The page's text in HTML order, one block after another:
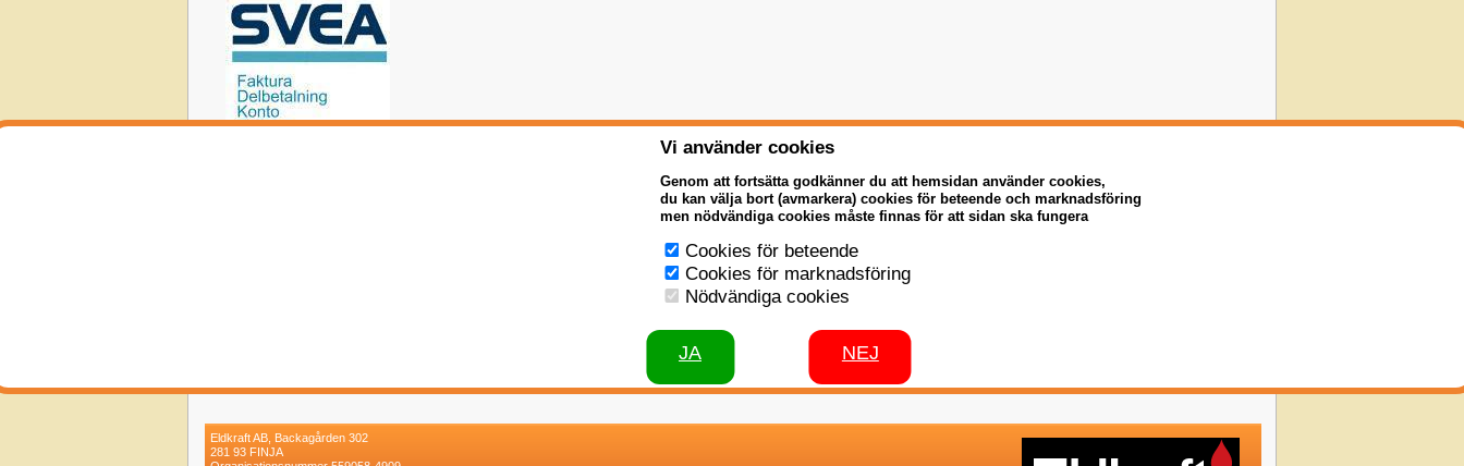
Eldkraft AB, Backagården 302
281 93 FINJA
Vi använder cookies
Genom att fortsätta godkänner du att hemsidan använder cookies,
du kan välja bort (avmarkera) cookies för beteende och marknadsföring
men nödvändiga cookies måste finnas för att sidan ska fungera
Cookies för beteende
Cookies för marknadsföring
Nödvändiga cookies
JA NEJ